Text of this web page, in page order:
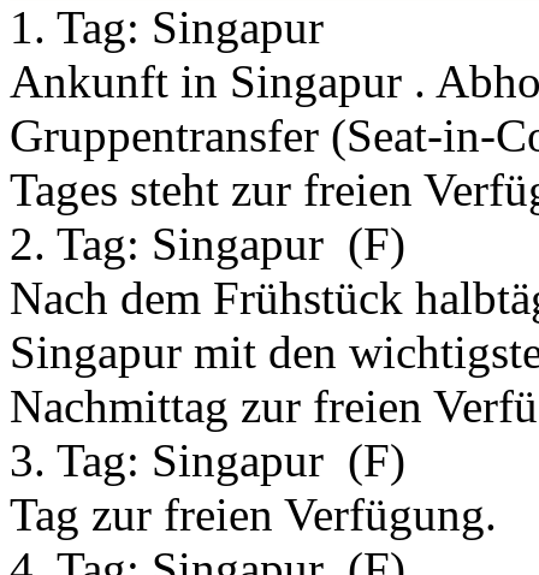
1. Tag: Singapur
Ankunft in Singapur .
Gruppentransfer (Seat-in-
Tages steht zur freien
2. Tag: Singapur (F)
Nach dem Frühstück
Singapur mit den
Nachmittag zur freien
3. Tag: Singapur (F)
Tag zur freien Verfügung.